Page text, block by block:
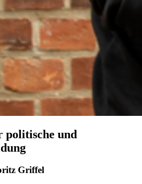
und
Griffel